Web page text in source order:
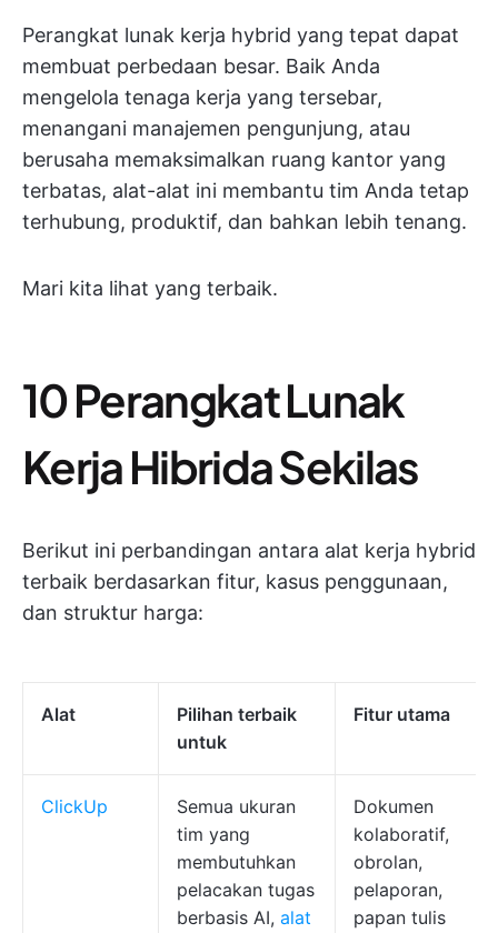
Perangkat lunak kerja hybrid yang tepat dapat
membuat perbedaan besar. Baik Anda
mengelola tenaga kerja yang tersebar,
menangani manajemen pengunjung, atau
berusaha memaksimalkan ruang kantor yang
terbatas, alat-alat ini membantu tim Anda tetap
terhubung, produktif, dan bahkan lebih tenang.
Mari kita lihat yang terbaik.
10 Perangkat Lunak
Kerja Hibrida Sekilas
Berikut ini perbandingan antara alat kerja hybrid
terbaik berdasarkan fitur, kasus penggunaan,
dan struktur harga:
Alat
Pilihan terbaik
untuk
Fitur utama
ClickUp
Semua ukuran
tim yang
membutuhkan
pelacakan tugas
berbasis AI, alat
Dokumen
kolaboratif,
obrolan,
pelaporan,
papan tulis